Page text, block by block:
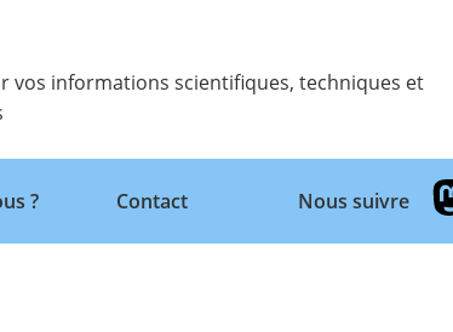
vos informations scientifiques, techniques et
? Contact Nous suivre